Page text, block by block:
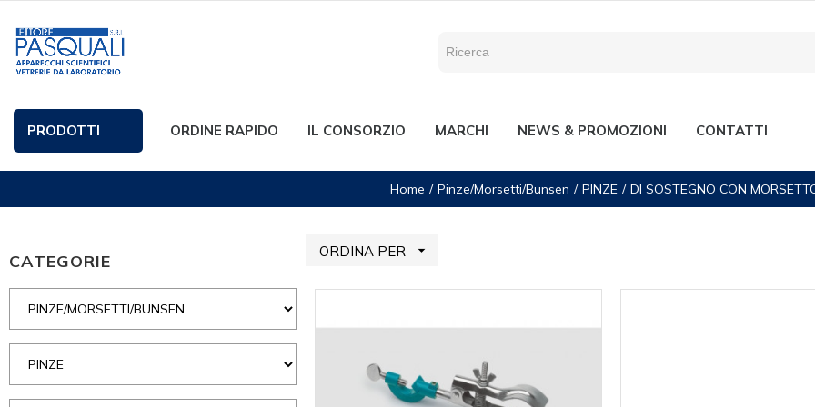
PRODOTTI ORDINE RAPIDO IL CONSORZIO MARCHI NEWS & PROMOZIONI CONTATTI
Home Pinze/Morsetti/Bunsen PINZE DI SOSTEGNO CON
CATEGORIE ORDINA PER 